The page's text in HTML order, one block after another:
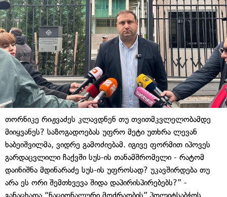
თორნიკე რიჟვაძეს კლავდნენ თუ თვითმკვლელობამდე
მიიყვანეს? საზოგადოებას უფრო მეტი უთხრა ლევან
ხაბეიშვილმა, ვიდრე გამოძიებამ. იგივე ფორმით იპოვეს
გარდაცვლილი ჩაქვში სუს-ის თანამშრომელი - რატომ
დაინიშნა მდინარაძე სუს-ის უფროსად? უკავშირდება თუ
არა ეს ორი შემთხვევა შიდა დაპირისპირებებს?” -